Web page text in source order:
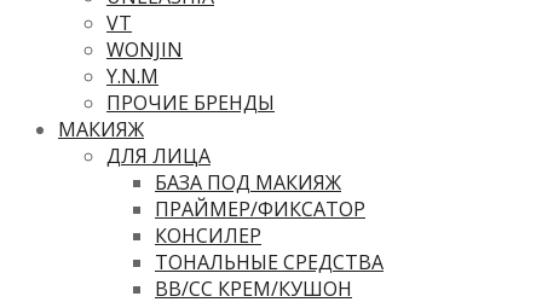
VT
WONJIN
Y.N.M
ПРОЧИЕ БРЕНДЫ
МАКИЯЖ
ДЛЯ ЛИЦА
БАЗА ПОД МАКИЯЖ
ПРАЙМЕР/ФИКСАТОР
КОНСИЛЕР
ТОНАЛЬНЫЕ СРЕДСТВА
ВВ/CC КРЕМ/КУШОН